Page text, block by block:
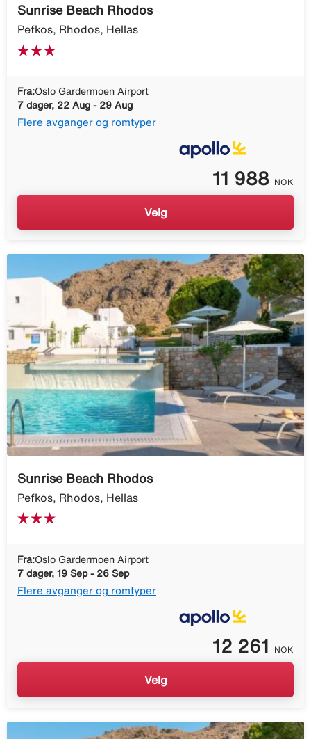
Sunrise Beach Rhodos
Pefkos, Rhodos, Hellas
Fra:Oslo Gardermoen Airport
7 dager, 22 Aug - 29 Aug
Flere avganger og romtyper
11 988 NOK
Velg
Sunrise Beach Rhodos
Pefkos, Rhodos, Hellas
Fra:Oslo Gardermoen Airport
7 dager, 19 Sep - 26 Sep
Flere avganger og romtyper
12 261 NOK
Velg